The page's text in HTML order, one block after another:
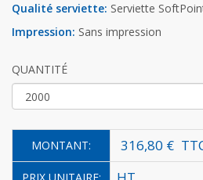
Qualité serviette: Serviette
Impression: Sans impression
QUANTITÉ
MONTANT: 316,80 €